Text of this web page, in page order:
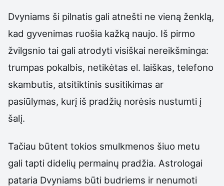
Dvyniams ši pilnatis gali atnešti ne vieną ženklą,
kad gyvenimas ruošia kažką naujo. Iš pirmo
žvilgsnio tai gali atrodyti visiškai nereikšminga:
trumpas pokalbis, netikėtas el. laiškas, telefono
skambutis, atsitiktinis susitikimas ar
pasiūlymas, kurį iš pradžių norėsis nustumti į
šalį.
Tačiau būtent tokios smulkmenos šiuo metu
gali tapti didelių permainų pradžia. Astrologai
pataria Dvyniams būti budriems ir nenumoti